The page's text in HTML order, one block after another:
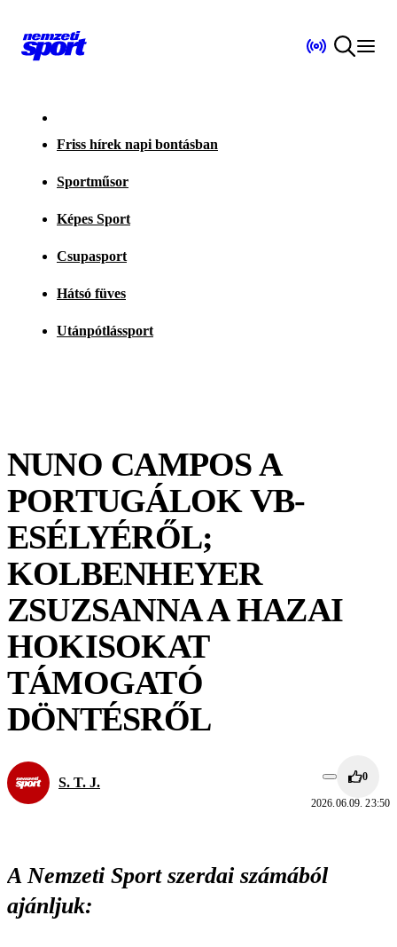
Friss hírek napi bontásban
Sportműsor
Képes Sport
Csupasport
Hátsó füves
Utánpótlássport
NUNO CAMPOS A
PORTUGÁLOK VB-
ESÉLYÉRŐL;
KOLBENHEYER
ZSUZSANNA A HAZAI
HOKISOKAT
TÁMOGATÓ
DÖNTÉSRŐL
S. T. J. 0
2026.06.09. 23:50
A Nemzeti Sport szerdai számából
ajánljuk: